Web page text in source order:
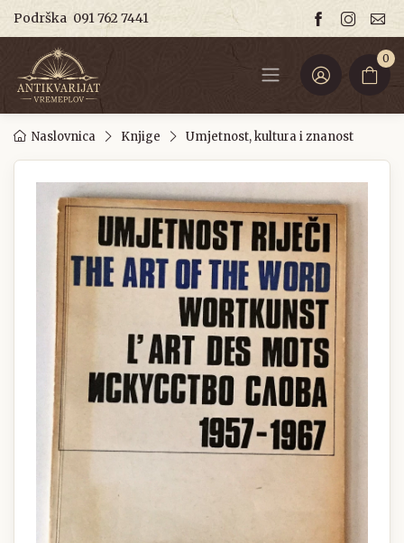
Podrška 091 762 7441
0
Naslovnica Knjige Umjetnost, kultura i znanost